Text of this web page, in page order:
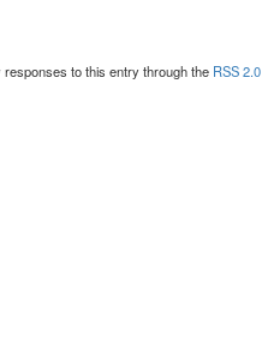
to this entry through the RSS 2.0